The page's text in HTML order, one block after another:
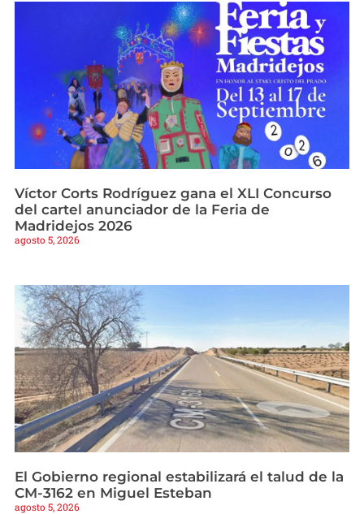
Víctor Corts Rodríguez gana el XLI Concurso
del cartel anunciador de la Feria de
Madridejos 2026
agosto 5, 2026
El Gobierno regional estabilizará el talud de la
CM-3162 en Miguel Esteban
agosto 5, 2026